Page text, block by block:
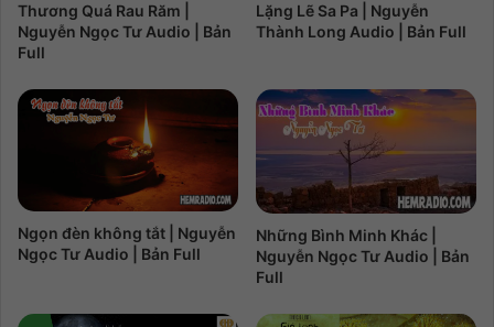
Thương Quá Rau Răm |
Nguyễn Ngọc Tư Audio | Bản
Full
Lặng Lẽ Sa Pa | Nguyễn
Thành Long Audio | Bản Full
Ngọn đèn không tắt | Nguyễn
Ngọc Tư Audio | Bản Full
Những Bình Minh Khác |
Nguyễn Ngọc Tư Audio | Bản
Full